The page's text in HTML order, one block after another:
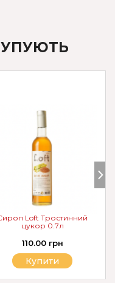
Loft Тростинний
цукор 0.7л
110.00 грн
Купити